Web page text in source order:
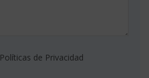
Políticas de Privacidad